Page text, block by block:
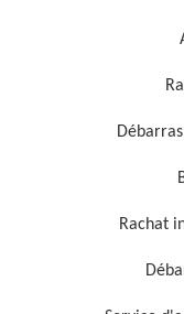
Rachat